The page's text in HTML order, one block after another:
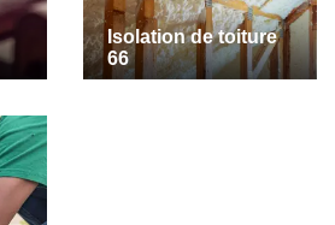
Isolation de toiture
66